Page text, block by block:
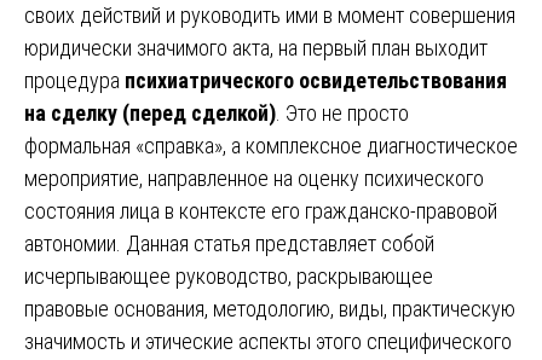
своих действий и руководить ими в момент совершения
юридически значимого акта, на первый план выходит
процедура психиатрического освидетельствования
на сделку (перед сделкой) . Это не просто
формальная «справка», а комплексное диагностическое
мероприятие, направленное на оценку психического
состояния лица в контексте его гражданско-правовой
автономии. Данная статья представляет собой
исчерпывающее руководство, раскрывающее
правовые основания, методологию, виды, практическую
значимость и этические аспекты этого специфического